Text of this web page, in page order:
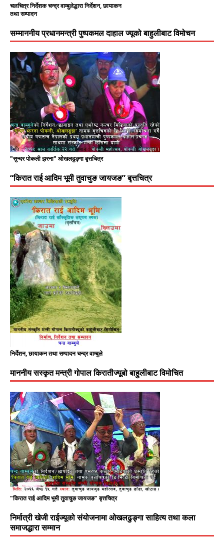
चलचित्र निर्देशक चन्द्र वाम्बुलेद्धारा निर्देशन, छायाकन
तथा सम्पादन
सम्माननीय प्रधानमन्त्री पुष्पकमल दाहाल ज्यूको बाहुलीबाट विमोचन
"सुन्दर पोकली झरना" ओखलढुङ्गा बृत्तचित्र
“किरात राई आदिम भूमी तुवाचुङ जायजङ” बृत्तचित्र
निर्देशन, छायाकन तथा सम्पादन चन्द्र वाम्बुले
माननीय सस्कृत मन्त्री गोपाल किरातीज्यूबो बाहुलीबाट विमोचित
"किरात राई आदिम भूमी तुवाचुङ जायजङ" बृत्तचित्र
निर्मात्री खेजी राईज्यूको संयोजनामा ओखलढुङ्गा साहित्य तथा कला
समाजद्धारा सम्मान